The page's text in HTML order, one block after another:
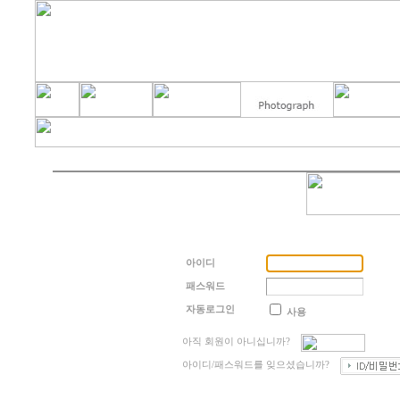
아이디
패스워드
자동로그인 사용
아직 회원이 아니십니까?
아이디/패스워드를 잊으셨습니까?